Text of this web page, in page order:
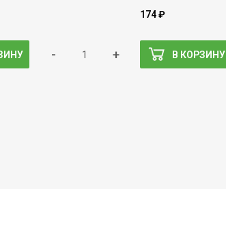
- +
174 ₽
В КОРЗИНУ